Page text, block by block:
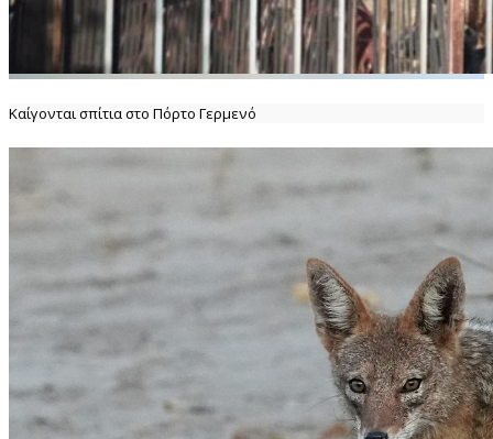
Καίγονται σπίτια στο Πόρτο Γερμενό